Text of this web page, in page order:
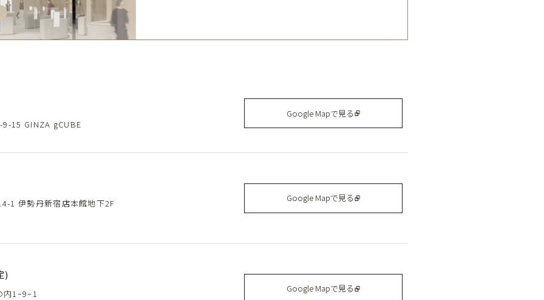
15 GINZA gCUBE
Google Mapで見る
1 伊勢丹新宿店本館地下2F Google Mapで見る
)
1ｰ9ｰ1 Google Mapで見る